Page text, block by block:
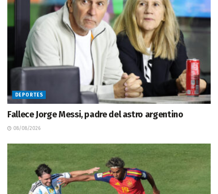
DEPORTES
Fallece Jorge Messi, padre del astro argentino
08/08/2026